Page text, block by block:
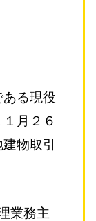
る現役
月２６
物取引
業務主